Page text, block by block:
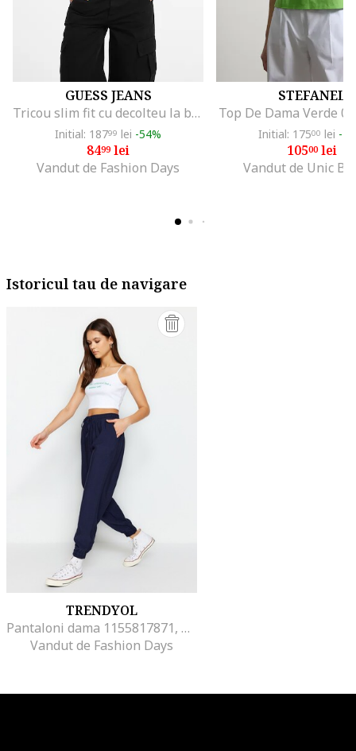
GUESS JEANS
Tricou slim fit cu decolteu la baza gatului, Alb/Negru/Rosu stins
Initial: 18799 lei -54%
8499lei
Vandut de Fashion Days
STEFANEL
Top De Dama Verde
Initial: 17500 lei -
10500lei
Vandut de Unic
Istoricul tau de navigare
TRENDYOL
Pantaloni dama 1155817871, Viscoza
Vandut de Fashion Days